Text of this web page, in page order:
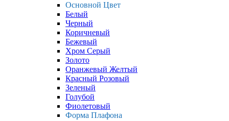
Основной Цвет
Белый
Черный
Коричневый
Бежевый
Хром Серый
Золото
Оранжевый Желтый
Красный Розовый
Зеленый
Голубой
Фиолетовый
Форма Плафона